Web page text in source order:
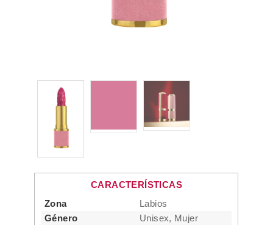
CARACTERÍSTICAS
Zona
Labios
Género
Unisex, Mujer